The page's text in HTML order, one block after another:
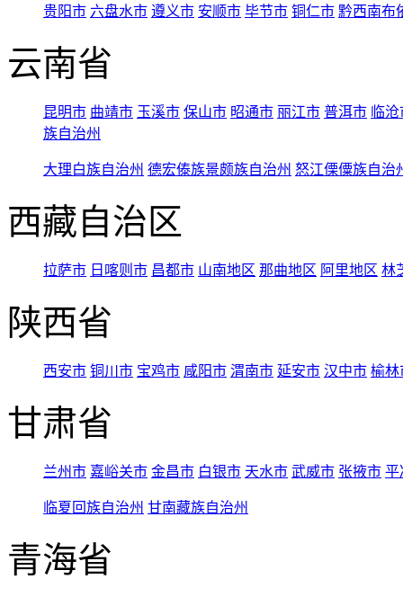
贵阳市 六盘水市 遵义市 安顺市 毕节市 铜仁市 黔西南布
云南省
昆明市 曲靖市 玉溪市 保山市 昭通市 丽江市 普洱市 临
族自治州
大理白族自治州 德宏傣族景颇族自治州 怒江傈僳族自治
西藏自治区
拉萨市 日喀则市 昌都市 山南地区 那曲地区 阿里地区 林
陕西省
西安市 铜川市 宝鸡市 咸阳市 渭南市 延安市 汉中市 榆林
甘肃省
兰州市 嘉峪关市 金昌市 白银市 天水市 武威市 张掖市 平
临夏回族自治州 甘南藏族自治州
青海省